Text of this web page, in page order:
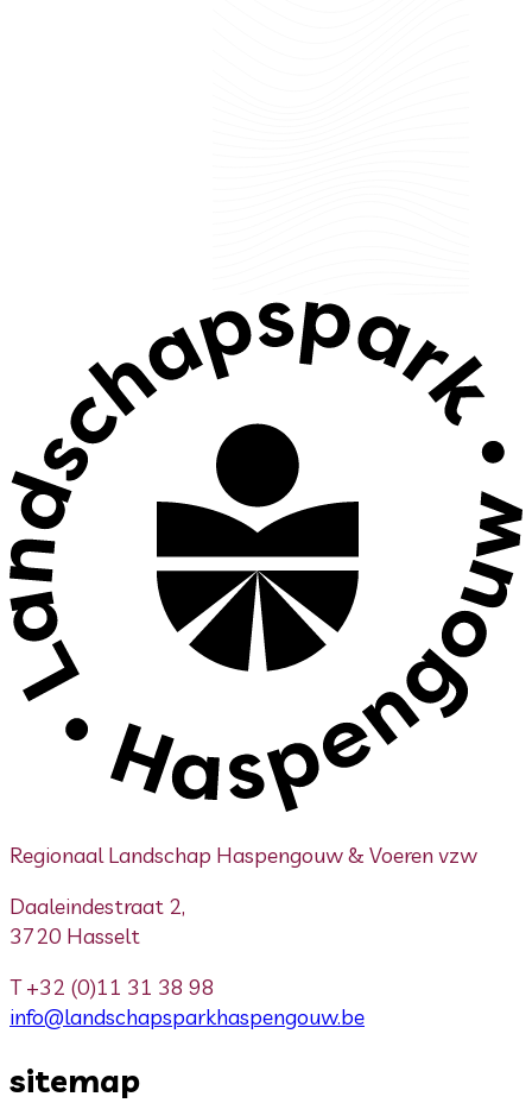
Regionaal Landschap Haspengouw & Voeren vzw
Daaleindestraat 2,
3720 Hasselt
T+32 (0)11 31 38 98
info@landschapsparkhaspengouw.be
sitemap